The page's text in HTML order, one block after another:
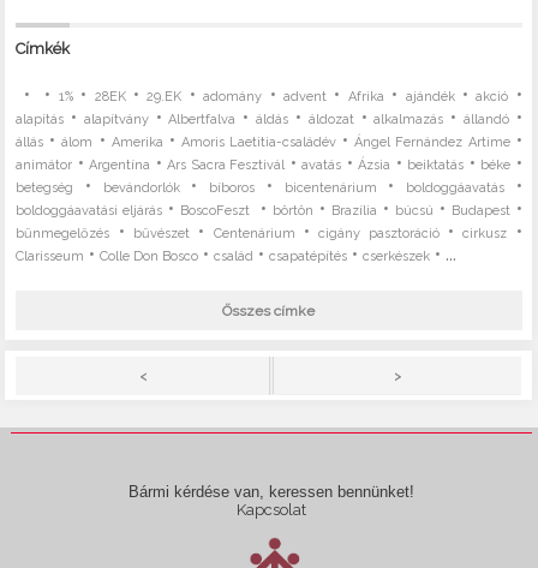
Címkék
• • 1%• 28EK•29.EK •adomány •advent • Afrika • ajándék•akció •
alapítás • alapítvány•Albertfalva •áldás • áldozat •alkalmazás • állandó•
állás •álom • Amerika • Amoris Laetitia-családév •Ángel Fernández Artime•
animátor •Argentína •Ars Sacra Fesztivál •avatás •Ázsia • beiktatás • béke •
betegség • bevándorlók• bíboros • bicentenárium • boldoggáavatás•
boldoggáavatási eljárás • BoscoFeszt • börtön • Brazília • búcsú • Budapest •
bűnmegelőzés • bűvészet • Centenárium •cigány pasztoráció•cirkusz •
Clarisseum •Colle Don Bosco •család •csapatépítés •cserkészek • ...
Összes címke
< >
Bármi kérdése van, keressen bennünket!
Kapcsolat